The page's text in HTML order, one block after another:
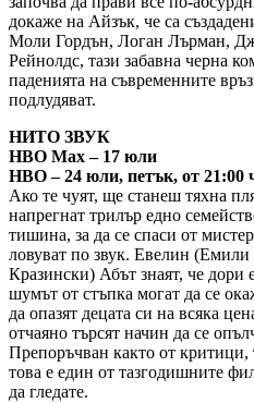
докаже на Айзък, че са
Моли Гордън, Логан Лърман,
Рейнолдс, тази забавна черна
паденията на съвременните
подлудяват.
НИТО ЗВУК
HBO Max – 17 юли
HBO – 24 юли, петък, от 21:00
Ако те чуят, ще станеш тяхна
напрегнат трилър едно
тишина, за да се спаси от
ловуват по звук. Евелин
Кразински) Абът знаят, че
шумът от стъпка могат да се
да опазят децата си на всяка
отчаяно търсят начин да се
Препоръчван както от критици,
това е един от тазгодишните
да гледате.